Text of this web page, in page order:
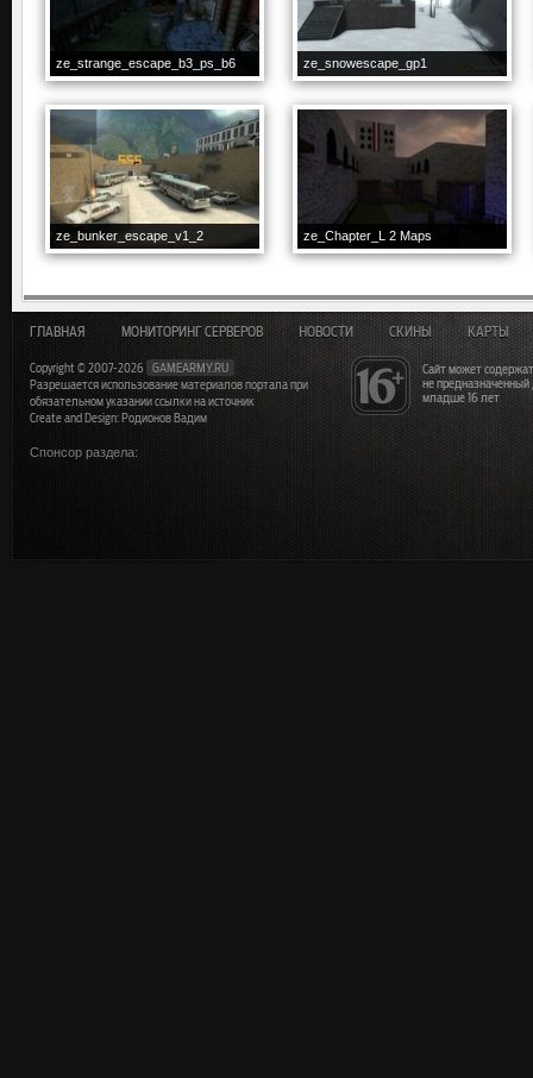
ze_strange_escape_b3_ps_b6 ze_snowescape_gp1
ze_bunker_escape_v1_2 ze_Chapter_L 2 Maps
Сайт может
не
младше 16 лет
ГЛАВНАЯ МОНИТОРИНГ СЕРВЕРОВ НОВОСТИ СКИНЫ КАРТЫ
Copyright © 2007-2026
GAMEARMY.RU
Разрешается использование материалов портала при
обязательном указании ссылки на источник
Create and Design: Родионов Вадим
Спонсор раздела: